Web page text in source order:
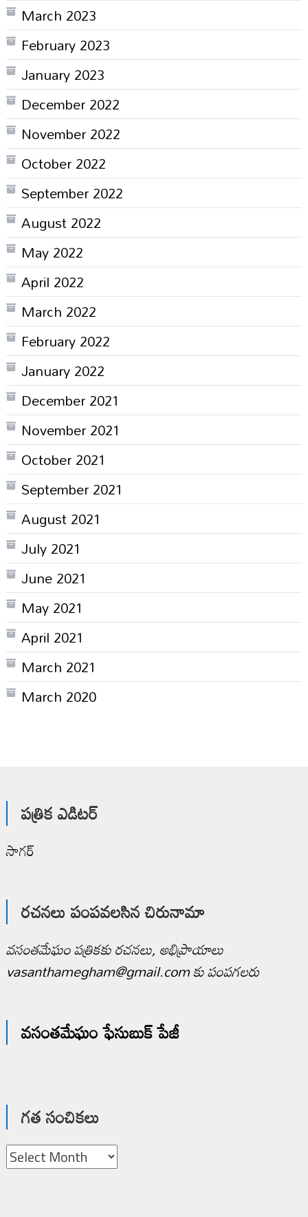
March 2023
February 2023
January 2023
December 2022
November 2022
October 2022
September 2022
August 2022
May 2022
April 2022
March 2022
February 2022
January 2022
December 2021
November 2021
October 2021
September 2021
August 2021
July 2021
June 2021
May 2021
April 2021
March 2021
March 2020
పత్రిక ఎడిటర్
సాగర్
రచనలు పంపవలసిన చిరునామా
వసంతమేఘం పత్రికకు రచనలు, అభిప్రాయాలు
vasanthamegham@gmail.com కు పంపగలరు
వసంతమేఘం ఫేసుబుక్ పేజీ
గత సంచికలు
గత
సంచికలు